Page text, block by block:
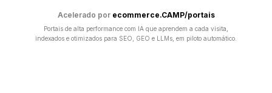
Acelerado por ecommerce.CAMP/portais
Portais de alta performance com IA que aprendem a cada visita,
indexados e otimizados para SEO, GEO e LLMs, em piloto automático.